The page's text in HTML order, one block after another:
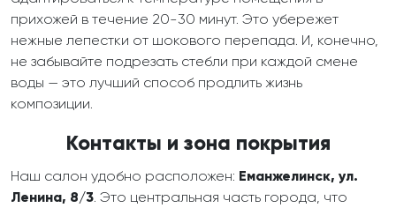
прихожей в течение 20-30 минут. Это убережет
нежные лепестки от шокового перепада. И, конечно,
не забывайте подрезать стебли при каждой смене
воды — это лучший способ продлить жизнь
композиции.
Контакты и зона покрытия
Наш салон удобно расположен: Еманжелинск, ул.
Ленина, 8/3. Это центральная часть города, что